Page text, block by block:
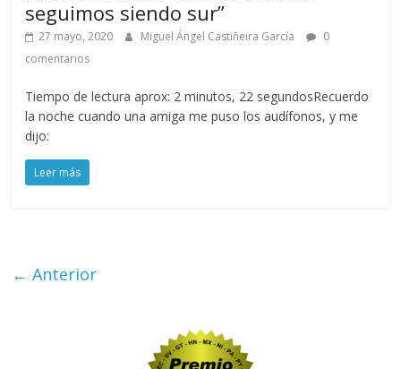
seguimos siendo sur”
27 mayo, 2020 Miguel Ángel Castiñeira García
0
comentarios
Tiempo de lectura aprox: 2 minutos, 22 segundosRecuerdo
la noche cuando una amiga me puso los audífonos, y me
dijo:
Leer más
← Anterior